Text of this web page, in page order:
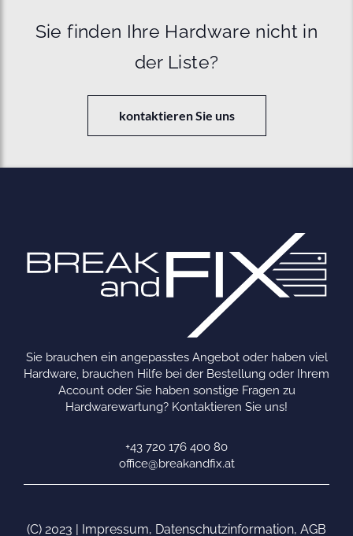
Sie finden Ihre Hardware nicht in
der Liste?
kontaktieren Sie uns
Sie brauchen ein angepasstes Angebot oder haben viel
Hardware, brauchen Hilfe bei der Bestellung oder Ihrem
Account oder Sie haben sonstige Fragen zu
Hardwarewartung? Kontaktieren Sie uns!
+43 720 176 400 80
office@breakandfix.at
(C) 2023 | Impressum, Datenschutzinformation, AGB